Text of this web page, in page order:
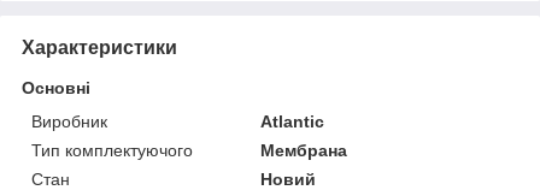
Характеристики
Основні
Виробник
Atlantic
Тип комплектуючого
Мембрана
Стан
Новий